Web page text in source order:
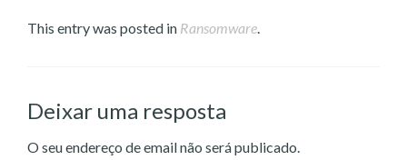
This entry was posted in Ransomware.
Deixar uma resposta
O seu endereço de email não será publicado.